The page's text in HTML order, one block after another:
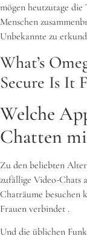
mögen heutzutage die
Menschen
Unbekannte zu
What’s
Secure Is It
Welche
Chatten
Zu den beliebten
zufällige Video-Chats
Chaträume besuchen
Frauen verbindet .
Und die üblichen